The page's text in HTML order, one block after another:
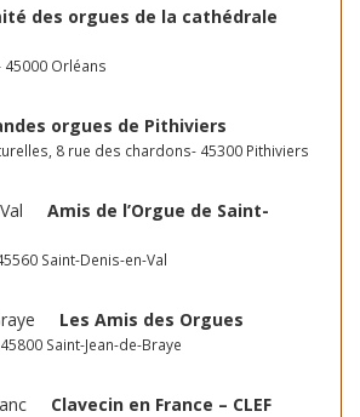
des orgues de la cathédrale
45000 Orléans
orgues de Pithiviers
8 rue des chardons- 45300 Pithiviers
Val Amis de l’Orgue de Saint-
Saint-Denis-en-Val
Les Amis des Orgues
Saint-Jean-de-Braye
Clavecin en France – CLEF